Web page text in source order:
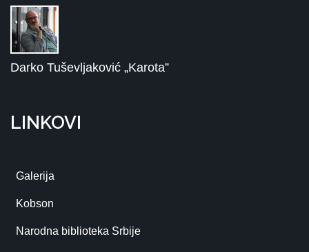
Darko Tuševljaković „Karota”
LINKOVI
Galerija
Kobson
Narodna biblioteka Srbije